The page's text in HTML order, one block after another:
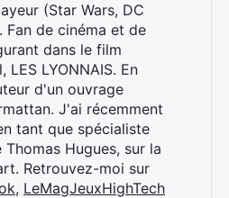
(Star Wars, DC
Fan de cinéma et de
dans le film
LYONNAIS. En
d'un ouvrage
J'ai récemment
tant que spécialiste
Hugues, sur la
Retrouvez-moi sur
, LeMagJeuxHighTech